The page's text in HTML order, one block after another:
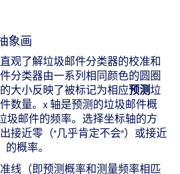
象画
观了解垃圾邮件分类器的校准和
分类器由一系列相同颜色的圆圈
大小反映了被标记为相应预测垃
数量。x 轴是预测的垃圾邮件概
圾邮件的频率。选择坐标轴的方
接近零（"几乎肯定不会"）或接近
概率。
线（即预测概率和测量频率相匹